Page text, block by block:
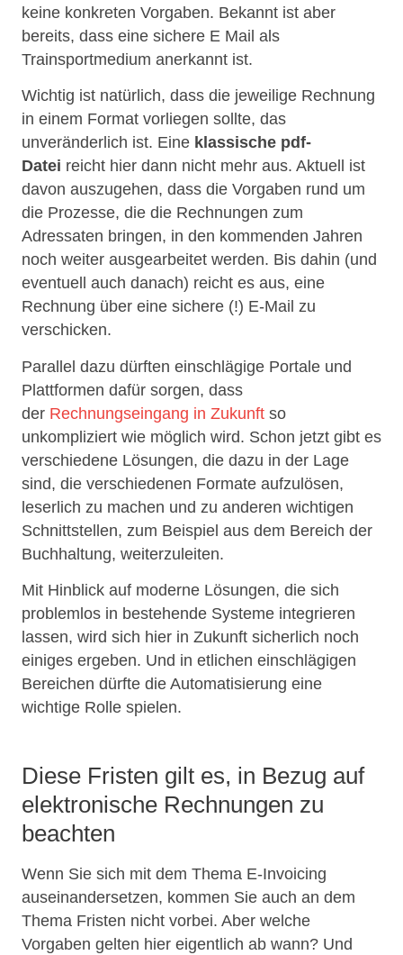
keine konkreten Vorgaben. Bekannt ist aber
bereits, dass eine sichere E Mail als
Trainsportmedium anerkannt ist.
Wichtig ist natürlich, dass die jeweilige Rechnung
in einem Format vorliegen sollte, das
unveränderlich ist. Eine klassische pdf-
Datei reicht hier dann nicht mehr aus. Aktuell ist
davon auszugehen, dass die Vorgaben rund um
die Prozesse, die die Rechnungen zum
Adressaten bringen, in den kommenden Jahren
noch weiter ausgearbeitet werden. Bis dahin (und
eventuell auch danach) reicht es aus, eine
Rechnung über eine sichere (!) E-Mail zu
verschicken.
Parallel dazu dürften einschlägige Portale und
Plattformen dafür sorgen, dass
der Rechnungseingang in Zukunft so
unkompliziert wie möglich wird. Schon jetzt gibt es
verschiedene Lösungen, die dazu in der Lage
sind, die verschiedenen Formate aufzulösen,
leserlich zu machen und zu anderen wichtigen
Schnittstellen, zum Beispiel aus dem Bereich der
Buchhaltung, weiterzuleiten.
Mit Hinblick auf moderne Lösungen, die sich
problemlos in bestehende Systeme integrieren
lassen, wird sich hier in Zukunft sicherlich noch
einiges ergeben. Und in etlichen einschlägigen
Bereichen dürfte die Automatisierung eine
wichtige Rolle spielen.
Diese Fristen gilt es, in Bezug auf
elektronische Rechnungen zu
beachten
Wenn Sie sich mit dem Thema E-Invoicing
auseinandersetzen, kommen Sie auch an dem
Thema Fristen nicht vorbei. Aber welche
Vorgaben gelten hier eigentlich ab wann? Und